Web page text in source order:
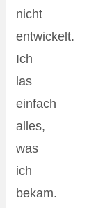
nicht
entwickelt.
Ich
las
einfach
alles,
was
ich
bekam.